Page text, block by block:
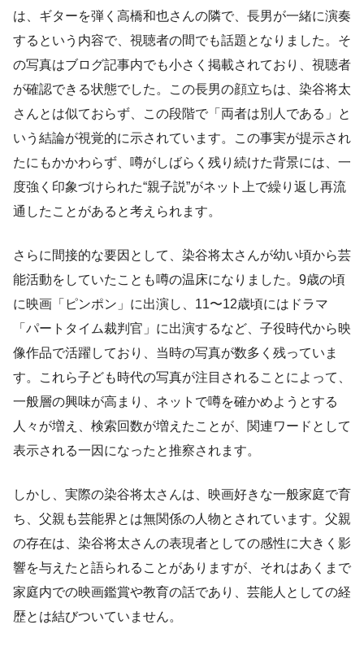
は、ギターを弾く高橋和也さんの隣で、長男が一緒に演奏
するという内容で、視聴者の間でも話題となりました。そ
の写真はブログ記事内でも小さく掲載されており、視聴者
が確認できる状態でした。この長男の顔立ちは、染谷将太
さんとは似ておらず、この段階で「両者は別人である」と
いう結論が視覚的に示されています。この事実が提示され
たにもかかわらず、噂がしばらく残り続けた背景には、一
度強く印象づけられた“親子説”がネット上で繰り返し再流
通したことがあると考えられます。
さらに間接的な要因として、染谷将太さんが幼い頃から芸
能活動をしていたことも噂の温床になりました。9歳の頃
に映画「ピンポン」に出演し、11〜12歳頃にはドラマ
「パートタイム裁判官」に出演するなど、子役時代から映
像作品で活躍しており、当時の写真が数多く残っていま
す。これら子ども時代の写真が注目されることによって、
一般層の興味が高まり、ネットで噂を確かめようとする
人々が増え、検索回数が増えたことが、関連ワードとして
表示される一因になったと推察されます。
しかし、実際の染谷将太さんは、映画好きな一般家庭で育
ち、父親も芸能界とは無関係の人物とされています。父親
の存在は、染谷将太さんの表現者としての感性に大きく影
響を与えたと語られることがありますが、それはあくまで
家庭内での映画鑑賞や教育の話であり、芸能人としての経
歴とは結びついていません。